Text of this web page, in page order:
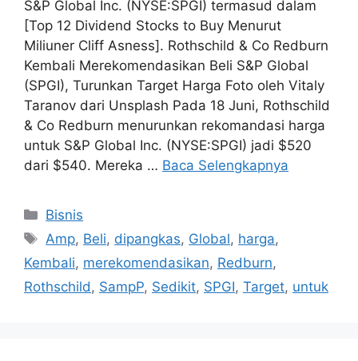
S&P Global Inc. (NYSE:SPGI) termasud dalam
[Top 12 Dividend Stocks to Buy Menurut
Miliuner Cliff Asness]. Rothschild & Co Redburn
Kembali Merekomendasikan Beli S&P Global
(SPGI), Turunkan Target Harga Foto oleh Vitaly
Taranov dari Unsplash Pada 18 Juni, Rothschild
& Co Redburn menurunkan rekomandasi harga
untuk S&P Global Inc. (NYSE:SPGI) jadi $520
dari $540. Mereka … Baca Selengkapnya
Kategori
Bisnis
Tag
Amp, Beli, dipangkas, Global, harga,
Kembali, merekomendasikan, Redburn,
Rothschild , SampP, Sedikit, SPGI, Target, untuk